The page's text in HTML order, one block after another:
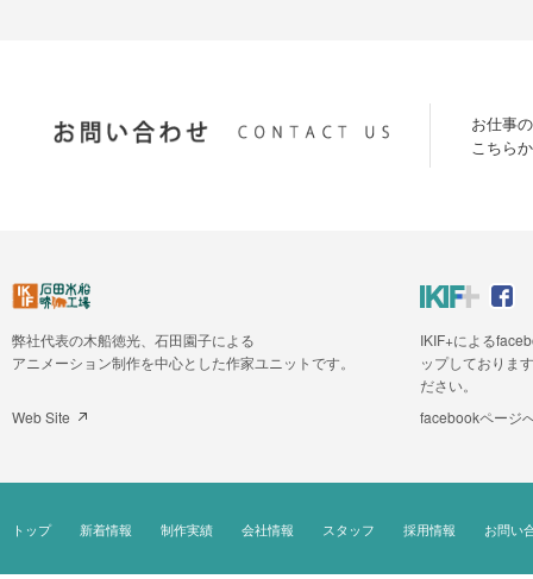
お仕事
こちら
弊社代表の木船徳光、石田園子による
アニメーション制作を中心とした作家ユニットです。
Web Site
IKIF+による
ップしておりま
ださい。
facebookページ
トップ 新着情報 制作実績 会社情報 スタッフ 採用情報 お問い